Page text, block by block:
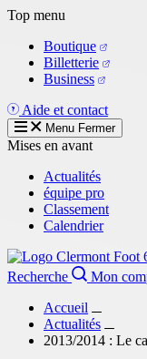
Aller
contenu
principal
Top menu
Boutique
Billetterie
Business
Aide et contact
Menu Fermer
Mises en avant
Actualités
équipe pro
Classement
Calendrier
Recherche
Mon
Accueil
Actualités
2013/2014 : Le